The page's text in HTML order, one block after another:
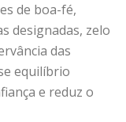
de boa-fé,
designadas, zelo
das
equilíbrio
e reduz o